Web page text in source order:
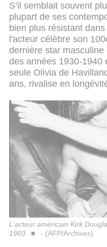
S’il semblait souvent
plupart de ses
bien plus résistant
l'acteur célèbre son
dernière star masculine
des années 1930-1940
seule Olivia de
ans, rivalise en
L'acteur américain Kirk
1960
- (AFP/Archives)